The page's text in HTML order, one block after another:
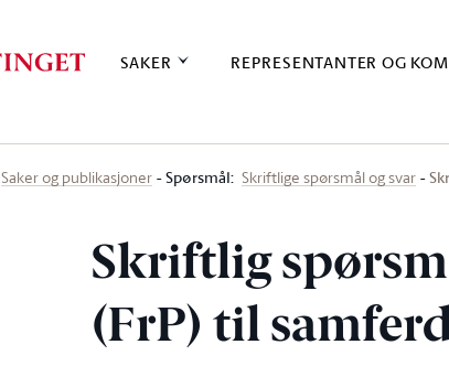
SAKER REPRESENTANTER OG
Saker og publikasjoner Spørsmål: Skriftlige spørsmål og svar
Skriftlig
(FrP) til